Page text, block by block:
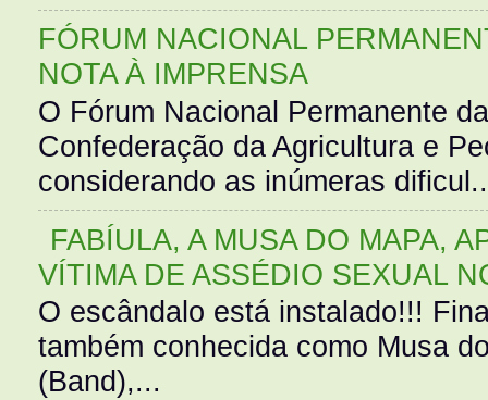
FÓRUM NACIONAL
NOTA À IMPRENSA
O Fórum Nacional Permanente
Confederação da Agricultura e
considerando as inúmeras
FABÍULA, A MUSA DO MAPA,
VÍTIMA DE ASSÉDIO SEXUAL
O escândalo está instalado!!!
também conhecida como Musa
(Band),...